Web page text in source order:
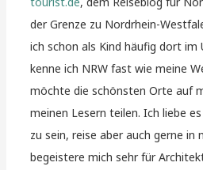
der Grenze zu Nordrhein-
ich schon als Kind häufig dort im
kenne ich NRW fast wie meine
möchte die schönsten Orte auf
meinen Lesern teilen. Ich liebe
zu sein, reise aber auch gerne in
begeistere mich sehr für